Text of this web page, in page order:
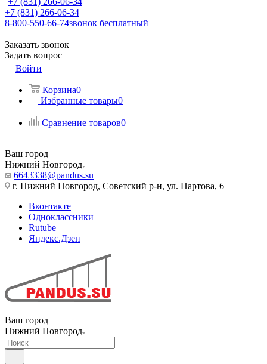
+7 (831) 266-06-34
8-800-550-66-74звонок бесплатный
Заказать звонок
Задать вопрос
Войти
Корзина0
Избранные товары0
Сравнение товаров0
Ваш город
Нижний Новгород
6643338@pandus.su
г. Нижний Новгород, Советский р-н, ул. Нартова, 6
Вконтакте
Одноклассники
Rutube
Яндекс.Дзен
Ваш город
Нижний Новгород